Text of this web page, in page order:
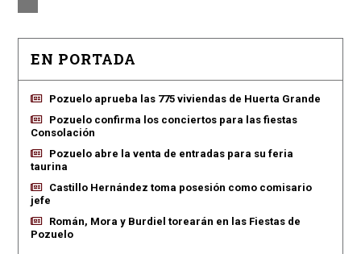
EN PORTADA
Pozuelo aprueba las 775 viviendas de Huerta Grande
Pozuelo confirma los conciertos para las fiestas
Consolación
Pozuelo abre la venta de entradas para su feria
taurina
Castillo Hernández toma posesión como comisario
jefe
Román, Mora y Burdiel torearán en las Fiestas de
Pozuelo